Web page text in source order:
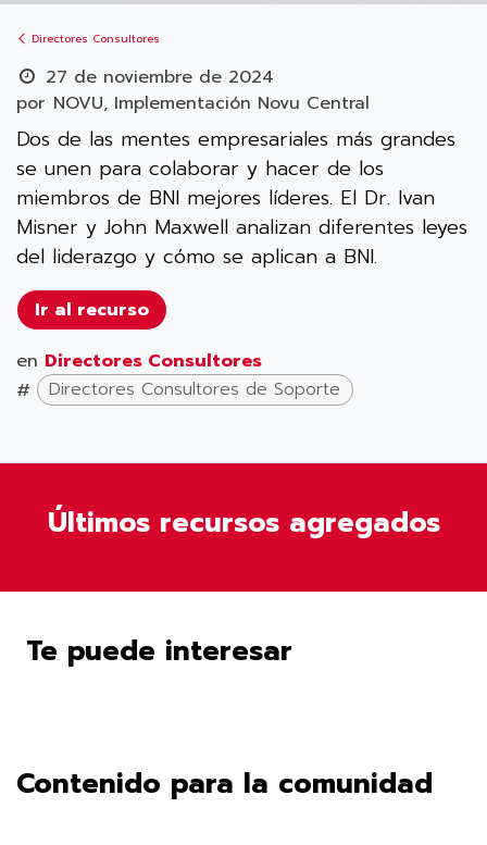
Directores Consultores
27 de noviembre de 2024
por NOVU, Implementación Novu Central
Dos de las mentes empresariales más grandes
se unen para colaborar y hacer de los
miembros de BNI mejores líderes. El Dr. Ivan
Misner y John Maxwell analizan diferentes leyes
del liderazgo y cómo se aplican a BNI.
Ir al recurso
en Directores Consultores
#
Directores Consultores de Soporte
Últimos recursos agregados
Te puede interesar
Contenido para la comunidad